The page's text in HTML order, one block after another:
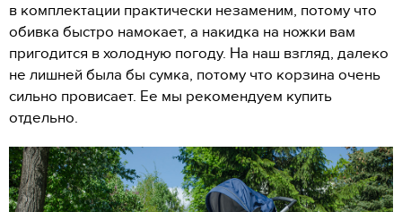
в комплектации практически незаменим, потому что
обивка быстро намокает, а накидка на ножки вам
пригодится в холодную погоду. На наш взгляд, далеко
не лишней была бы сумка, потому что корзина очень
сильно провисает. Ее мы рекомендуем купить
отдельно.